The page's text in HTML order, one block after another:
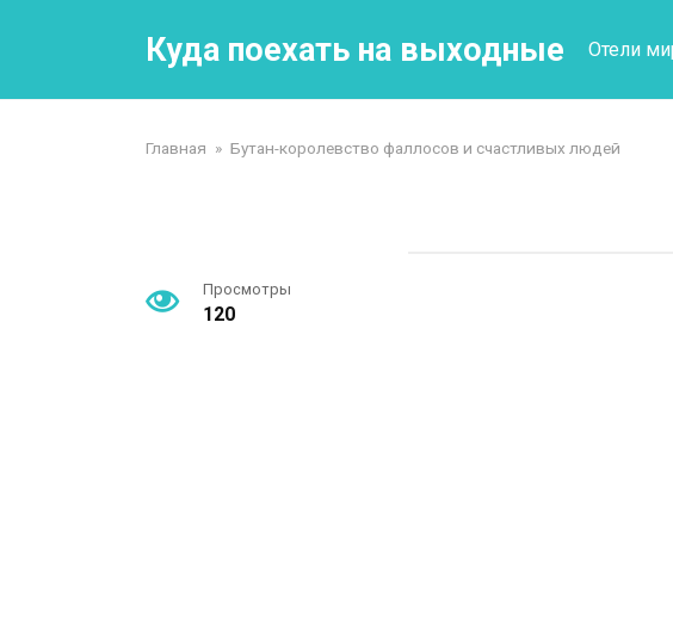
Куда поехать на выходные Отели
Главная » Бутан-королевство фаллосов и счастливых людей
Просмотры
120